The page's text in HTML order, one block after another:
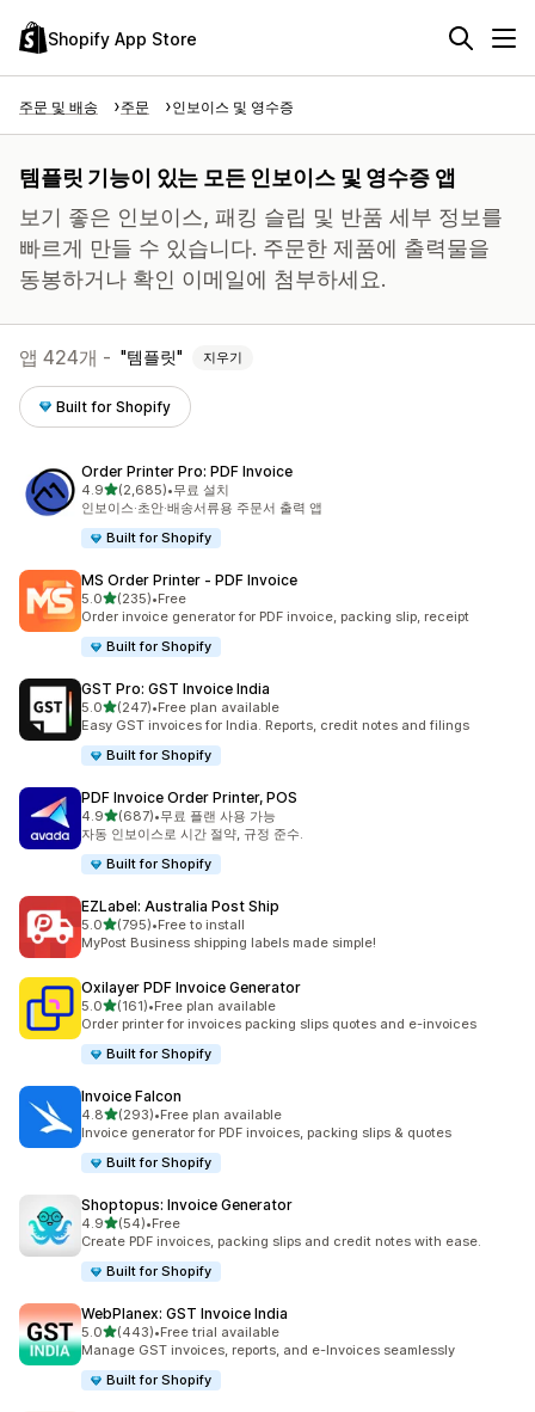
Shopify App Store
주문 및 배송 주문 인보이스 및 영수증
템플릿 기능이 있는 모든 인보이스 및 영수증 앱
보기 좋은 인보이스, 패킹 슬립 및 반품 세부 정보를
빠르게 만들 수 있습니다. 주문한 제품에 출력물을
동봉하거나 확인 이메일에 첨부하세요.
앱 424개 - 템플릿 지우기
Built for Shopify
Order Printer Pro: PDF Invoice
4.9별 5개 중
(2,685)
총 리뷰 2685개
•무료 설치
인보이스·초안·배송서류용 주문서 출력 앱
Built for Shopify
MS Order Printer ‑ PDF Invoice
5.0별 5개 중
(235)
총 리뷰 235개
•Free
Order invoice generator for PDF invoice, packing slip, receipt
Built for Shopify
GST Pro: GST Invoice India
5.0별 5개 중
(247)
총 리뷰 247개
•Free plan available
Easy GST invoices for India. Reports, credit notes and filings
Built for Shopify
PDF Invoice Order Printer, POS
4.9별 5개 중
(687)
총 리뷰 687개
•무료 플랜 사용 가능
자동 인보이스로 시간 절약, 규정 준수.
Built for Shopify
EZLabel: Australia Post Ship
5.0별 5개 중
(795)
총 리뷰 795개
•Free to install
MyPost Business shipping labels made simple!
Oxilayer PDF Invoice Generator
5.0별 5개 중
(161)
총 리뷰 161개
•Free plan available
Order printer for invoices packing slips quotes and e-invoices
Built for Shopify
Invoice Falcon
4.8별 5개 중
(293)
총 리뷰 293개
•Free plan available
Invoice generator for PDF invoices, packing slips & quotes
Built for Shopify
Shoptopus: Invoice Generator
4.9별 5개 중
(54)
총 리뷰 54개
•Free
Create PDF invoices, packing slips and credit notes with ease.
Built for Shopify
WebPlanex: GST Invoice India
5.0별 5개 중
(443)
총 리뷰 443개
•Free trial available
Manage GST invoices, reports, and e-Invoices seamlessly
Built for Shopify